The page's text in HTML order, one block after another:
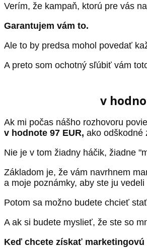
Verím, že kampaň, ktorú pre vás
Garantujem vám to.
Ale to by predsa mohol povedať
A preto som ochotný sľúbiť vám
v
Ak mi počas nášho rozhovoru
v hodnote 97 EUR, ako odškodné
Nie je v tom žiadny háčik, žiadne
Základom je, že vám navrhnem
a moje poznámky, aby ste ju
Potom sa možno budete chcieť
A ak si budete myslieť, že ste so
Keď chcete získať marketingovú